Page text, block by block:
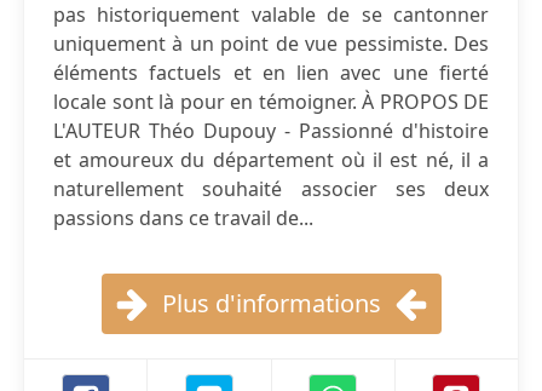
pas historiquement valable de se cantonner
uniquement à un point de vue pessimiste. Des
éléments factuels et en lien avec une fierté
locale sont là pour en témoigner. À PROPOS DE
L'AUTEUR Théo Dupouy - Passionné d'histoire
et amoureux du département où il est né, il a
naturellement souhaité associer ses deux
passions dans ce travail de...
Plus d'informations